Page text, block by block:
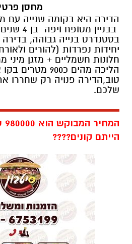
מחסן
הדירה היא בקומה שנייה עם
בבניין
בסטנדרט בנייה גבוהה,
יחידות נפרדות (להורים
חלונות חשמליים + מזגן מיני
הליכה מהים כ900
טוב,הדירה פנויה רק שחררו
שלכם.
הייתם קונים????